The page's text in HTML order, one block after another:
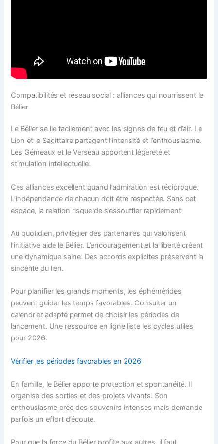
Compatibilités et réseau social : alliances qui nourrissent le
Bélier
Le Bélier se lie facilement avec les signes de feu et d’air. Le
Lion et le Sagittaire partagent l’intensité et l’enthousiasme.
Les Gémeaux et le Verseau apportent légèreté et
stimulation intellectuelle.
Ces alliances excellent quand l’admiration est réciproque.
L’indépendance de chacun doit être respectée. Sans cet
espace, la relation risque de s’essouffler rapidement.
Au quotidien, privilégier des partenaires qui valorisent
l’initiative aide le Bélier. L’encouragement et la liberté créent
une dynamique saine. Des accords explicites préservent la
sincérité du lien.
Pour planifier les grands moments, les éphémérides
peuvent guider les temps favorables. Consulter un
calendrier adapté permet de choisir les périodes de
lancement. Une ressource en ligne liste les cycles utiles
pour 2026.
Vérifier les périodes favorables en 2026
En famille, le Bélier apporte protection et spontanéité. Il
organise des sorties et des projets vivants. Son
enthousiasme crée des souvenirs intenses mais demande
parfois un effort d’écoute.